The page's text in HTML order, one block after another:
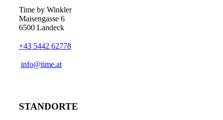
Time by Winkler
Maisengasse 6
6500 Landeck
+43 5442 62778
­info@time.at
STANDORTE